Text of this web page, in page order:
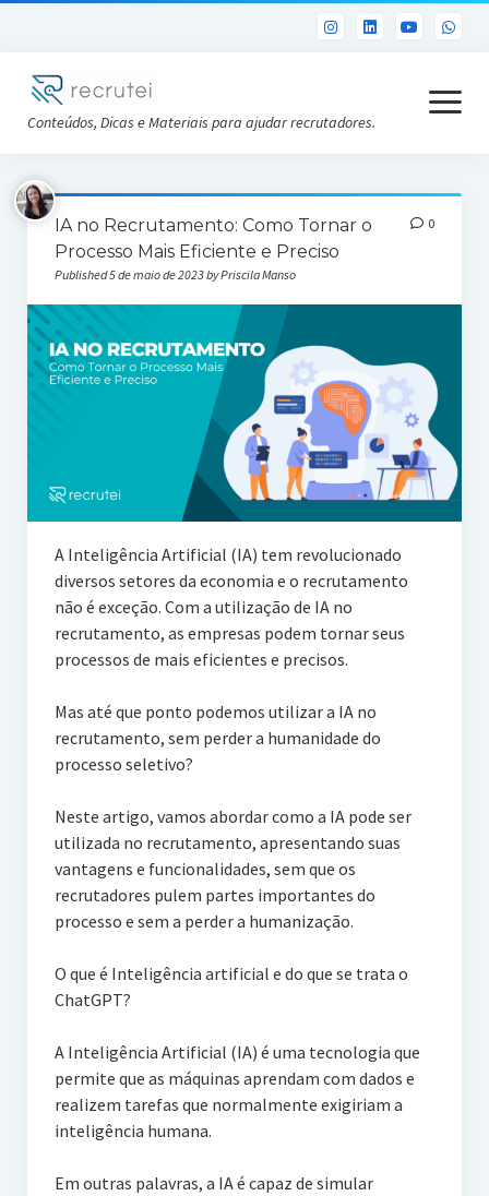
Conteúdos, Dicas e Materiais para ajudar recrutadores.
open
menu
Já sou Cliente
Conheça a Recrutei
Cursos RH gratuitos
Análise DISC gratuita
IA no Recrutamento: Como Tornar o
Processo Mais Eficiente e Preciso
Published 5 de maio de 2023 by Priscila Manso
0
A Inteligência Artificial (IA) tem revolucionado
diversos setores da economia e o recrutamento
não é exceção. Com a utilização de IA no
recrutamento, as empresas podem tornar seus
processos de mais eficientes e precisos.
Mas até que ponto podemos utilizar a IA no
recrutamento, sem perder a humanidade do
processo seletivo?
Neste artigo, vamos abordar como a IA pode ser
utilizada no recrutamento, apresentando suas
vantagens e funcionalidades, sem que os
recrutadores pulem partes importantes do
processo e sem a perder a humanização.
O que é Inteligência artificial e do que se trata o
ChatGPT?
A Inteligência Artificial (IA) é uma tecnologia que
permite que as máquinas aprendam com dados e
realizem tarefas que normalmente exigiriam a
inteligência humana.
Em outras palavras, a IA é capaz de simular